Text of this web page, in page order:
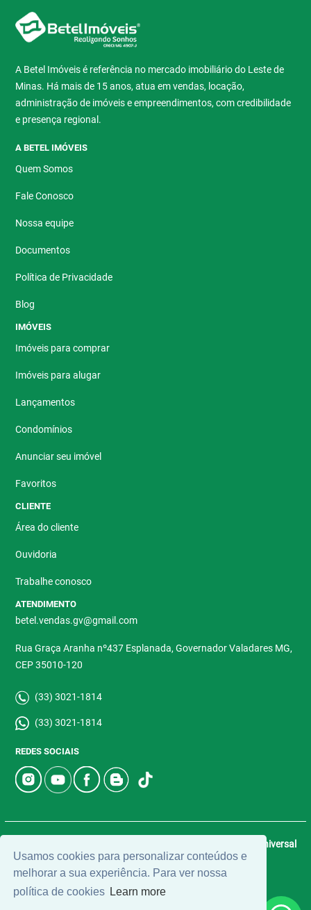
Usamos cookies para personalizar conteúdos e
melhorar a sua experiência. Para ver nossa
política de cookies Learn more
A Betel Imóveis é referência no mercado imobiliário do Leste de
Minas. Há mais de 15 anos, atua em vendas, locação,
administração de imóveis e empreendimentos, com credibilidade
e presença regional.
A BETEL IMÓVEIS
Quem Somos
Fale Conosco
Nossa equipe
Documentos
Política de Privacidade
Blog
IMÓVEIS
Imóveis para comprar
Imóveis para alugar
Lançamentos
Condomínios
Anunciar seu imóvel
Favoritos
CLIENTE
Área do cliente
Ouvidoria
Trabalhe conosco
ATENDIMENTO
betel.vendas.gv@gmail.com
Rua Graça Aranha nº437 Esplanada, Governador Valadares MG,
CEP 35010-120
(33) 3021-1814
(33) 3021-1814
REDES SOCIAIS
Universal
Software.